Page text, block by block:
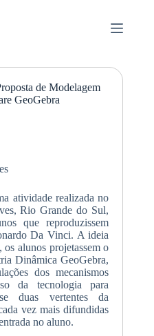
de Modelagem
GeoGebra
atividade realizada no
Rio Grande do Sul,
que reproduzissem
Da Vinci. A ideia
alunos projetassem o
Dinâmica GeoGebra,
dos mecanismos
da tecnologia para
duas vertentes da
vez mais difundidas
no aluno.